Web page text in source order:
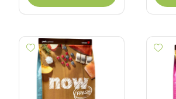
Add wishlist
Add wishlist